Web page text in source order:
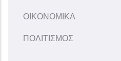
ΟΙΚΟΝΟΜΙΚΑ
ΠΟΛΙΤΙΣΜΟΣ